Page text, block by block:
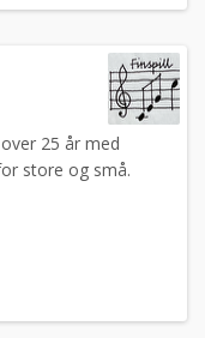
25 år med
store og små.